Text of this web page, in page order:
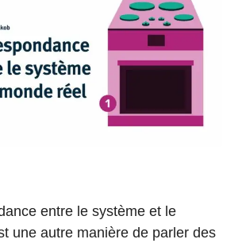
entre le système et le
une autre manière de parler des